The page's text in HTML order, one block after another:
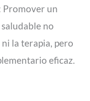
Promover un
no
la terapia, pero
eficaz.